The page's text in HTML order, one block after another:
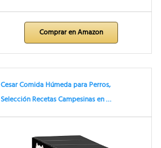
Comprar en Amazon
Cesar Comida Húmeda para Perros,
Selección Recetas Campesinas en …